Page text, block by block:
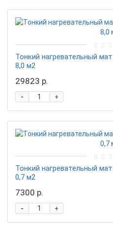
Тонкий нагревательный
8,0 м2
29823 р.
+
-
Тонкий нагревательный
0,7 м2
7300 р.
+
-